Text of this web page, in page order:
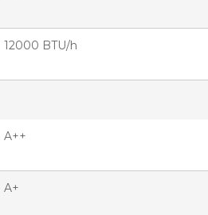
12000 BTU/h
A++
A+